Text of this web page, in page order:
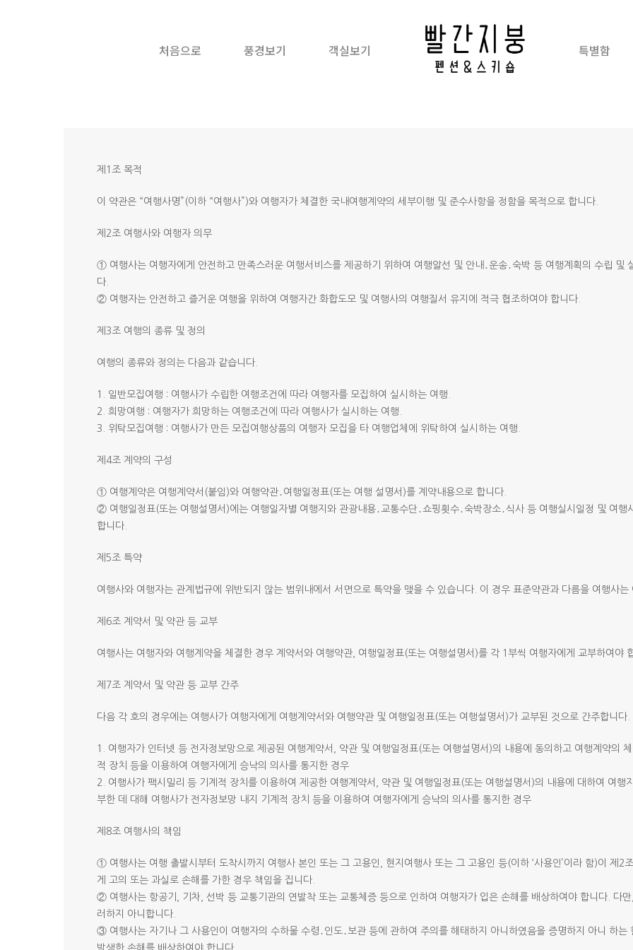
처음으로 풍경보기 객실보기 특별함
제1조 목적
이 약관은 “여행사명”(이하 “여행사”)와 여행자가 체결한 국내여행계약의 세부이행 및 준수사항을 정함을 목적으로 합니다.
제2조 여행사와 여행자 의무
① 여행사는 여행자에게 안전하고 만족스러운 여행서비스를 제공하기 위하여 여행알선 및 안내․운송․숙박 등 여행계획의 수립 및
다.
② 여행자는 안전하고 즐거운 여행을 위하여 여행자간 화합도모 및 여행사의 여행질서 유지에 적극 협조하여야 합니다.
제3조 여행의 종류 및 정의
여행의 종류와 정의는 다음과 같습니다.
1. 일반모집여행 : 여행사가 수립한 여행조건에 따라 여행자를 모집하여 실시하는 여행.
2. 희망여행 : 여행자가 희망하는 여행조건에 따라 여행사가 실시하는 여행.
3. 위탁모집여행 : 여행사가 만든 모집여행상품의 여행자 모집을 타 여행업체에 위탁하여 실시하는 여행.
제4조 계약의 구성
① 여행계약은 여행계약서(붙임)와 여행약관․여행일정표(또는 여행 설명서)를 계약내용으로 합니다.
② 여행일정표(또는 여행설명서)에는 여행일자별 여행지와 관광내용․교통수단․쇼핑횟수․숙박장소․식사 등 여행실시일정 및 여행
합니다.
제5조 특약
여행사와 여행자는 관계법규에 위반되지 않는 범위내에서 서면으로 특약을 맺을 수 있습니다. 이 경우 표준약관과 다름을 여행사
제6조 계약서 및 약관 등 교부
여행사는 여행자와 여행계약을 체결한 경우 계약서와 여행약관, 여행일정표(또는 여행설명서)를 각 1부씩 여행자에게 교부하여야
제7조 계약서 및 약관 등 교부 간주
다음 각 호의 경우에는 여행사가 여행자에게 여행계약서와 여행약관 및 여행일정표(또는 여행설명서)가 교부된 것으로 간주합니다.
1. 여행자가 인터넷 등 전자정보망으로 제공된 여행계약서, 약관 및 여행일정표(또는 여행설명서)의 내용에 동의하고 여행계약의
적 장치 등을 이용하여 여행자에게 승낙의 의사를 통지한 경우
2. 여행사가 팩시밀리 등 기계적 장치를 이용하여 제공한 여행계약서, 약관 및 여행일정표(또는 여행설명서)의 내용에 대하여 여행
부한 데 대해 여행사가 전자정보망 내지 기계적 장치 등을 이용하여 여행자에게 승낙의 의사를 통지한 경우
제8조 여행사의 책임
① 여행사는 여행 출발시부터 도착시까지 여행사 본인 또는 그 고용인, 현지여행사 또는 그 고용인 등(이하 ‘사용인’이라 함)이 제2
게 고의 또는 과실로 손해를 가한 경우 책임을 집니다.
② 여행사는 항공기, 기차, 선박 등 교통기관의 연발착 또는 교통체증 등으로 인하여 여행자가 입은 손해를 배상하여야 합니다. 다
러하지 아니합니다.
③ 여행사는 자기나 그 사용인이 여행자의 수하물 수령․인도․보관 등에 관하여 주의를 해태하지 아니하였음을 증명하지 아니 하
발생한 손해를 배상하여야 합니다.